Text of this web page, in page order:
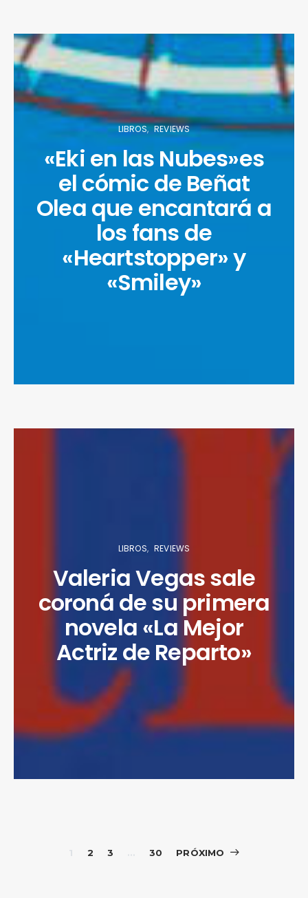
LIBROS REVIEWS
«Eki en las Nubes»es
el cómic de Beñat
Olea que encantará a
los fans de
«Heartstopper» y
«Smiley»
LIBROS REVIEWS
Valeria Vegas sale
coroná de su primera
novela «La Mejor
Actriz de Reparto»
Paginación
1 2 3 … 30 PRÓXIMO